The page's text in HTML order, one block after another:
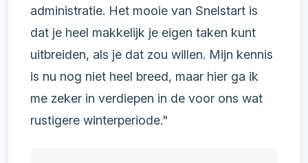
administratie. Het mooie van Snelstart is
dat je heel makkelijk je eigen taken kunt
uitbreiden, als je dat zou willen. Mijn kennis
is nu nog niet heel breed, maar hier ga ik
me zeker in verdiepen in de voor ons wat
rustigere winterperiode."